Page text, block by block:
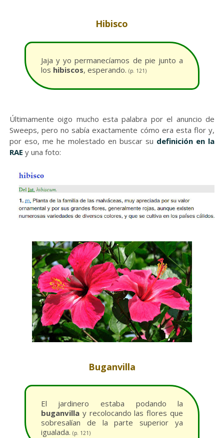
Hibisco
Jaja y yo permanecíamos de pie junto a
los hibiscos, esperando. (p. 121)
Últimamente oigo mucho esta palabra por el anuncio de
Sweeps, pero no sabía exactamente cómo era esta flor y,
por eso, me he molestado en buscar su definición en la
RAE y una foto:
Buganvilla
El jardinero estaba podando la
buganvillay recolocando las flores que
sobresalían de la parte superior ya
igualada. (p. 121)